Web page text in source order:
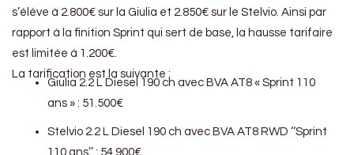
s’élève à 2.800€ sur la Giulia et 2.850€ sur le Stelvio. Ainsi par
rapport à la finition Sprint qui sert de base, la hausse tarifaire
est limitée à 1.200€.
La tarification est la suivante :
Giulia 2.2 L Diesel 190 ch avec BVA AT8 « Sprint 110
ans » : 51.500€
Stelvio 2.2 L Diesel 190 ch avec BVA AT8 RWD ‘‘Sprint
110 ans’’ : 54.900€